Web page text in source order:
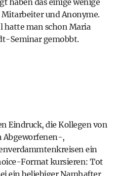
haben das einige wenige
und Anonyme.
hatte man schon Maria
Seminar gemobbt.
Eindruck, die Kollegen von
Abgeworfenen-,
ein
Format kursieren: Tot
ein beliebiger Namhafter,